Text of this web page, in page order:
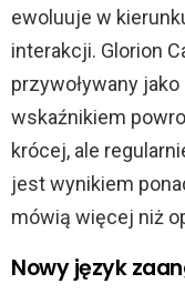
ewoluuje w
interakcji. Glorion
przywoływany
wskaźnikiem
krócej, ale
jest wynikiem
mówią więcej niż
Nowy język